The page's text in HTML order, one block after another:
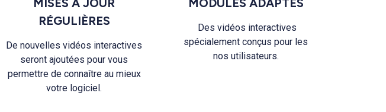
MISES À JOUR
RÉGULIÈRES
De nouvelles vidéos interactives
seront ajoutées pour vous
permettre de connaître au mieux
votre logiciel.
MODULES ADAPTÉS
Des vidéos interactives
spécialement conçus pour les
nos utilisateurs.